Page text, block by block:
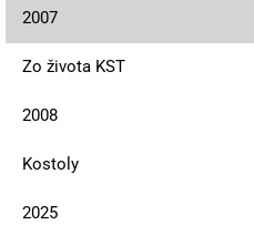
2007
Zo života KST
2008
Kostoly
2025